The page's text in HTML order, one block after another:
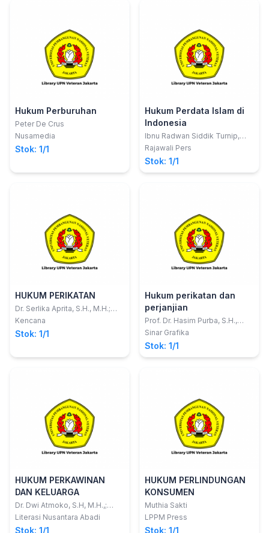
Hukum Perburuhan
Peter De Crus
Nusamedia
Stok: 1/1
Hukum Perdata Islam di
Indonesia
Ibnu Radwan Siddik Turnip,
S.Ag., M.Ag.
Rajawali Pers
Stok: 1/1
HUKUM PERIKATAN
Dr. Serlika Aprita, S.H., M.H.;
Mona Wulandari, S.H., M.H.
Kencana
Stok: 1/1
Hukum perikatan dan
perjanjian
Prof. Dr. Hasim Purba, S.H.,
M.Hum.
Sinar Grafika
Stok: 1/1
HUKUM PERKAWINAN
DAN KELUARGA
Dr. Dwi Atmoko, S.H, M.H.,;
Ahmad Baihaki, S.H.I, M.H.
Literasi Nusantara Abadi
Stok: 1/1
HUKUM PERLINDUNGAN
KONSUMEN
Muthia Sakti
LPPM Press
Stok: 1/1